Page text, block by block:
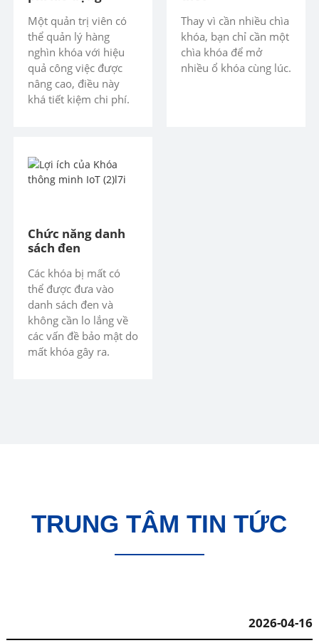
Một quản trị viên có
thể quản lý hàng
nghìn khóa với hiệu
quả công việc được
nâng cao, điều này
khá tiết kiệm chi phí.
Thay vì cần nhiều chìa
khóa, bạn chỉ cần một
chìa khóa để mở
nhiều ổ khóa cùng lúc.
Chức năng danh
sách đen
Các khóa bị mất có
thể được đưa vào
danh sách đen và
không cần lo lắng về
các vấn đề bảo mật do
mất khóa gây ra.
TRUNG TÂM TIN TỨC
2026-04-16